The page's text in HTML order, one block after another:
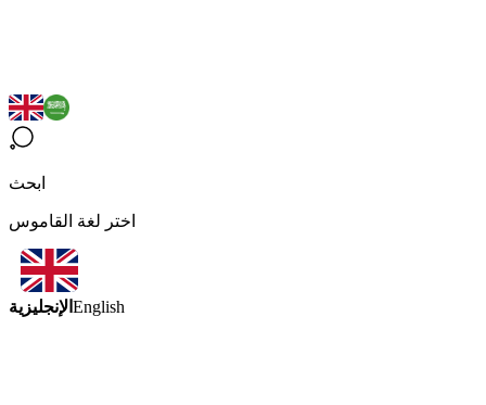
ابحث
اختر لغة القاموس
الإنجليزية English